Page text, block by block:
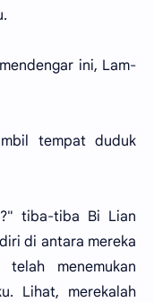
ini, Lam-
tempat duduk
tiba-tiba Bi Lian
di antara mereka
menemukan
Lihat, merekalah